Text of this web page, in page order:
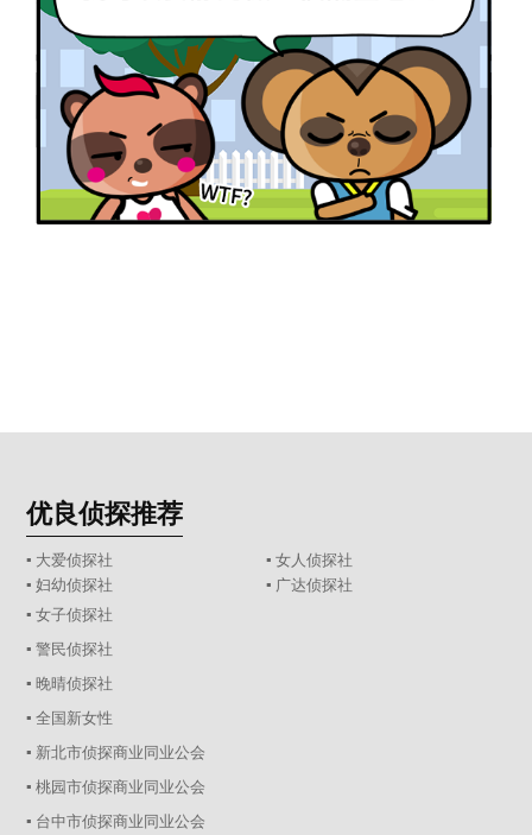
优良侦探推荐
▪ 大爱侦探社
▪ 女人侦探社
▪ 妇幼侦探社
▪ 广达侦探社
▪ 女子侦探社
▪ 警民侦探社
▪ 晚晴侦探社
▪ 全国新女性
▪ 新北市侦探商业同业公会
▪ 桃园市侦探商业同业公会
▪ 台中市侦探商业同业公会